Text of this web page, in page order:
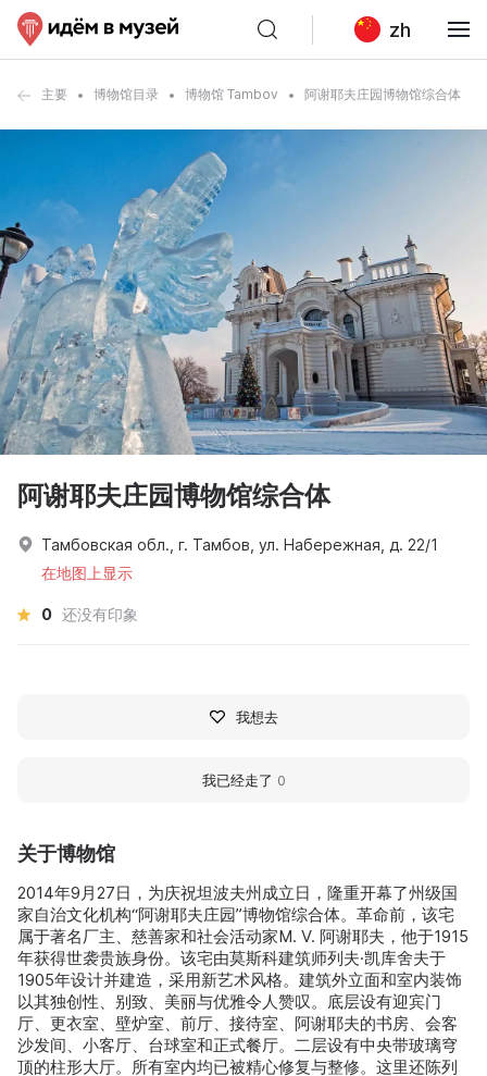
zh
主要 博物馆目录 博物馆 Tambov 阿谢耶夫庄园博物馆综合体
关于博物馆
2014年9月27日，为庆祝坦波夫州成立日，隆重开幕了州级国
家自治文化机构“阿谢耶夫庄园”博物馆综合体。革命前，该宅
属于著名厂主、慈善家和社会活动家M. V. 阿谢耶夫，他于1915
年获得世袭贵族身份。该宅由莫斯科建筑师列夫·凯库舍夫于
1905年设计并建造，采用新艺术风格。建筑外立面和室内装饰
以其独创性、别致、美丽与优雅令人赞叹。底层设有迎宾门
厅、更衣室、壁炉室、前厅、接待室、阿谢耶夫的书房、会客
沙发间、小客厅、台球室和正式餐厅。二层设有中央带玻璃穹
顶的柱形大厅。所有室内均已被精心修复与整修。这里还陈列
阿谢耶夫庄园博物馆综合体
Тамбовская обл., г. Тамбов, ул. Набережная, д. 22/1
在地图上显示
0 还没有印象
我想去
我已经走了 0